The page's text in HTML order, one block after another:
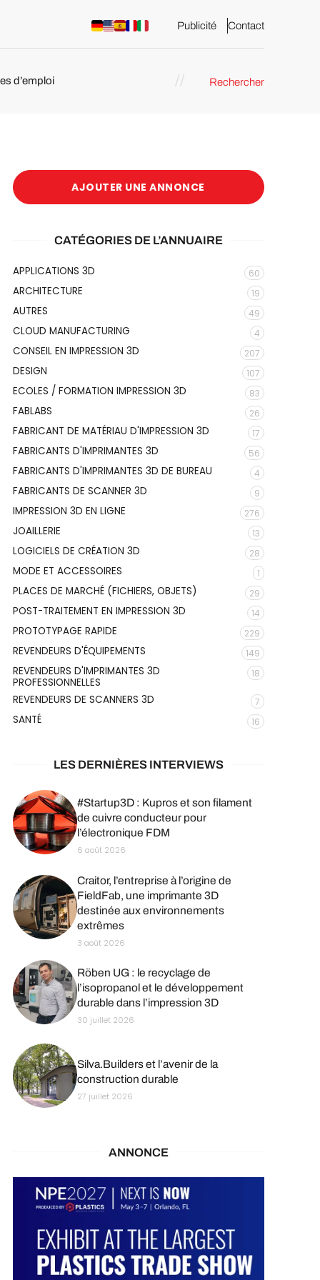
Publicité Contact
d’emploi Rechercher
AJOUTER UNE ANNONCE
CATÉGORIES DE L’ANNUAIRE
APPLICATIONS 3D 60
ARCHITECTURE 19
AUTRES 49
CLOUD MANUFACTURING 4
CONSEIL EN IMPRESSION 3D 207
DESIGN 107
ECOLES / FORMATION IMPRESSION 3D 83
FABLABS 26
FABRICANT DE MATÉRIAU D'IMPRESSION 3D 17
FABRICANTS D'IMPRIMANTES 3D 56
FABRICANTS D'IMPRIMANTES 3D DE BUREAU 4
FABRICANTS DE SCANNER 3D 9
IMPRESSION 3D EN LIGNE 276
JOAILLERIE 13
LOGICIELS DE CRÉATION 3D 28
MODE ET ACCESSOIRES 1
PLACES DE MARCHÉ (FICHIERS, OBJETS) 29
POST-TRAITEMENT EN IMPRESSION 3D 14
PROTOTYPAGE RAPIDE 229
REVENDEURS D'ÉQUIPEMENTS 149
REVENDEURS D'IMPRIMANTES 3D
PROFESSIONNELLES
18
REVENDEURS DE SCANNERS 3D 7
SANTÉ 16
LES DERNIÈRES INTERVIEWS
#Startup3D : Kupros et son filament
de cuivre conducteur pour
l’électronique FDM
6 août 2026
Craitor, l’entreprise à l’origine de
FieldFab, une imprimante 3D
destinée aux environnements
extrêmes
3 août 2026
Röben UG : le recyclage de
l’isopropanol et le développement
durable dans l’impression 3D
30 juillet 2026
Silva.Builders et l’avenir de la
construction durable
27 juillet 2026
ANNONCE